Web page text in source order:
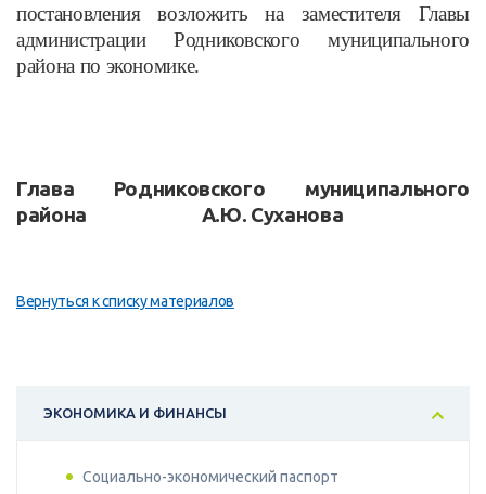
постановления возложить на заместителя Главы
администрации Родниковского муниципального
района по экономике.
Глава Родниковского муниципального
района А.Ю. Суханова
Вернуться к списку материалов
ЭКОНОМИКА И ФИНАНСЫ
Социально-экономический паспорт